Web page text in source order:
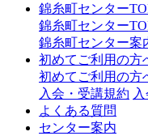
錦糸町センター
錦糸町センター
錦糸町センター案
初めてご利用の方
初めてご利用の方
入会・受講規約
よくある質問
センター案内